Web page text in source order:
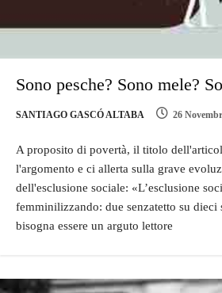
Sono pesche? Sono mele?
SANTIAGO GASCÓ ALTABA 26
A proposito di povertà, il titolo
l'argomento e ci allerta sulla grave
dell'esclusione sociale: «L’esclusione
femminilizzando: due senzatetto su dieci
bisogna essere un arguto lettore